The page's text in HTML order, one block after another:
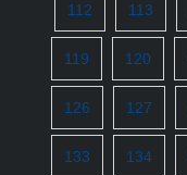
112 113
119 120
126 127
133 134